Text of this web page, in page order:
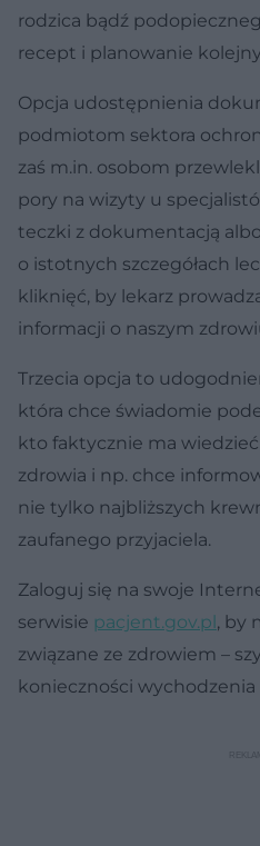
rodzica bądź
recept i planowanie
Opcja udostępnienia
podmiotom sektora
zaś m.in. osobom
pory na wizyty u
teczki z dokumentacją
o istotnych szczegółach
kliknięć, by lekarz
informacji o naszym
Trzecia opcja to
która chce świadomie
kto faktycznie ma
zdrowia i np. chce
nie tylko najbliższych
zaufanego przyjaciela.
Zaloguj się na swoje
serwisie pacjent.gov.pl, by
związane ze zdrowiem –
konieczności wychodzenia